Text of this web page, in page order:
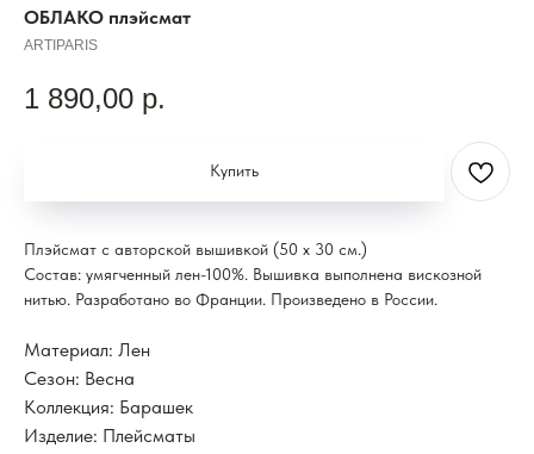
ОБЛАКО плэйсмат
ARTIPARIS
1 890,00 р.
Купить
Плэйсмат с авторской вышивкой (50 x 30 см.)
Состав: умягченный лен-100%. Вышивка выполнена вискозной
нитью. Разработано во Франции. Произведено в России.
Материал: Лен
Сезон: Весна
Коллекция: Барашек
Изделие: Плейсматы